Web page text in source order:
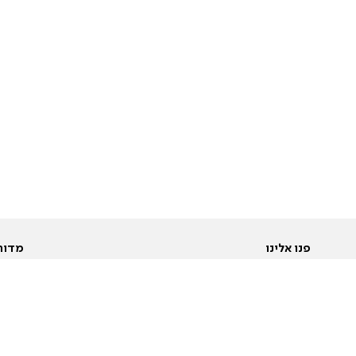
פנו אלינו